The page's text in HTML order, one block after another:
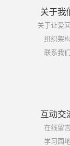
关于我
关于让爱
组织架构
联系我们
互动交
在线留
学习园